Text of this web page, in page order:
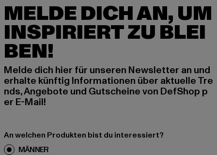
MELDE DICH AN, UM
INSPIRIERT ZU BLEI
BEN!
Melde dich hier für unseren Newsletter an und
erhalte künftig Informationen über aktuelle Tre
nds, Angebote und Gutscheine von DefShop p
er E-Mail!
An welchen Produkten bist du interessiert?
MÄNNER